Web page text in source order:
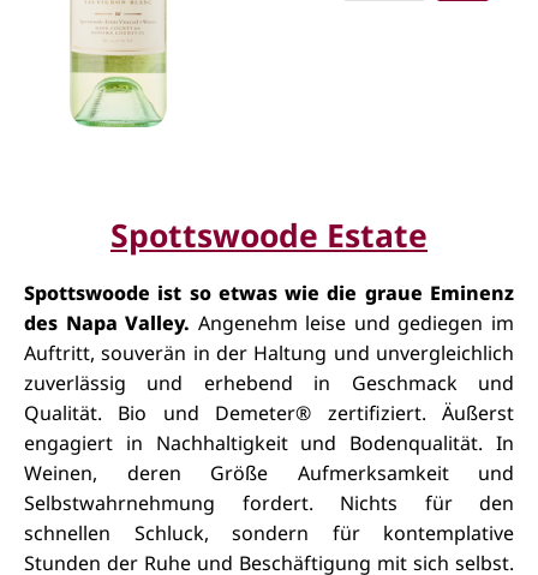
Spottswoode Estate
Spottswoode ist so etwas wie die graue Eminenz
des Napa Valley. Angenehm leise und gediegen im
Auftritt, souverän in der Haltung und unvergleichlich
zuverlässig und erhebend in Geschmack und
Qualität. Bio und Demeter® zertifiziert. Äußerst
engagiert in Nachhaltigkeit und Bodenqualität. In
Weinen, deren Größe Aufmerksamkeit und
Selbstwahrnehmung fordert. Nichts für den
schnellen Schluck, sondern für kontemplative
Stunden der Ruhe und Beschäftigung mit sich selbst.